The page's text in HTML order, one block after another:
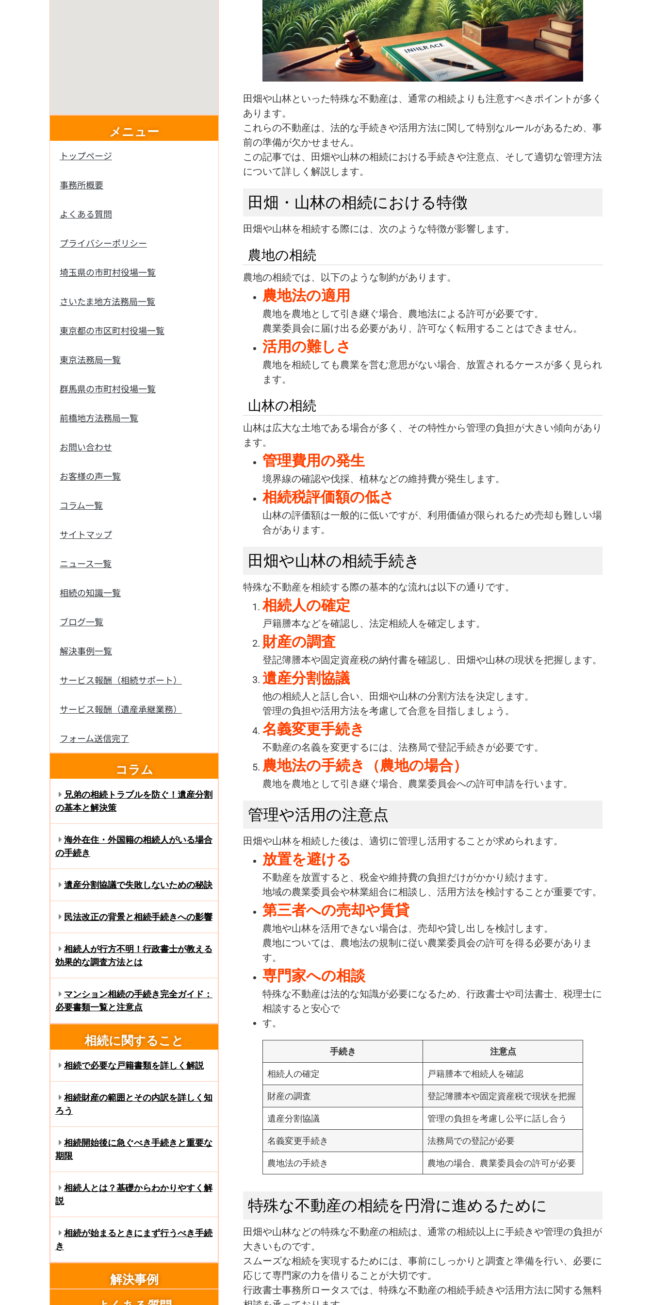
メニュー
トップページ
事務所概要
よくある質問
プライバシーポリシー
埼玉県の市町村役場一覧
さいたま地方法務局一覧
東京都の市区町村役場一覧
東京法務局一覧
群馬県の市町村役場一覧
前橋地方法務局一覧
お問い合わせ
お客様の声一覧
コラム一覧
サイトマップ
ニュース一覧
相続の知識一覧
ブログ一覧
解決事例一覧
サービス報酬（相続サポート）
サービス報酬（遺産承継業務）
フォーム送信完了
コラム
兄弟の相続トラブルを防ぐ！遺産分割
の基本と解決策
海外在住・外国籍の相続人がいる場合
の手続き
遺産分割協議で失敗しないための秘訣
民法改正の背景と相続手続きへの影響
相続人が行方不明！行政書士が教える
効果的な調査方法とは
マンション相続の手続き完全ガイド：
必要書類一覧と注意点
相続に関すること
相続で必要な戸籍書類を詳しく解説
相続財産の範囲とその内訳を詳しく知
ろう
相続開始後に急ぐべき手続きと重要な
期限
相続人とは？基礎からわかりやすく解
説
相続が始まるときにまず行うべき手続
き
解決事例
田畑や山林といった特殊な不動産は、通常の相続よりも注意すべきポイントが多く
あります。
これらの不動産は、法的な手続きや活用方法に関して特別なルールがあるため、事
前の準備が欠かせません。
この記事では、田畑や山林の相続における手続きや注意点、そして適切な管理方法
について詳しく解説します。
田畑・山林の相続における特徴
田畑や山林を相続する際には、次のような特徴が影響します。
農地の相続
農地の相続では、以下のような制約があります。
農地法の適用
農地を農地として引き継ぐ場合、農地法による許可が必要です。
農業委員会に届け出る必要があり、許可なく転用することはできません。
活用の難しさ
農地を相続しても農業を営む意思がない場合、放置されるケースが多く見られ
ます。
山林の相続
山林は広大な土地である場合が多く、その特性から管理の負担が大きい傾向があり
ます。
管理費用の発生
境界線の確認や伐採、植林などの維持費が発生します。
相続税評価額の低さ
山林の評価額は一般的に低いですが、利用価値が限られるため売却も難しい場
合があります。
田畑や山林の相続手続き
特殊な不動産を相続する際の基本的な流れは以下の通りです。
相続人の確定
戸籍謄本などを確認し、法定相続人を確定します。
財産の調査
登記簿謄本や固定資産税の納付書を確認し、田畑や山林の現状を把握します。
遺産分割協議
他の相続人と話し合い、田畑や山林の分割方法を決定します。
管理の負担や活用方法を考慮して合意を目指しましょう。
名義変更手続き
不動産の名義を変更するには、法務局で登記手続きが必要です。
農地法の手続き（農地の場合）
農地を農地として引き継ぐ場合、農業委員会への許可申請を行います。
管理や活用の注意点
田畑や山林を相続した後は、適切に管理し活用することが求められます。
放置を避ける
不動産を放置すると、税金や維持費の負担だけがかかり続けます。
地域の農業委員会や林業組合に相談し、活用方法を検討することが重要です。
第三者への売却や賃貸
農地や山林を活用できない場合は、売却や貸し出しを検討します。
農地については、農地法の規制に従い農業委員会の許可を得る必要がありま
す。
専門家への相談
特殊な不動産は法的な知識が必要になるため、行政書士や司法書士、税理士に
相談すると安心で
す。
手続き 注意点
相続人の確定 戸籍謄本で相続人を確認
財産の調査 登記簿謄本や固定資産税で現状を把握
遺産分割協議 管理の負担を考慮し公平に話し合う
名義変更手続き 法務局での登記が必要
農地法の手続き 農地の場合、農業委員会の許可が必要
特殊な不動産の相続を円滑に進めるために
田畑や山林などの特殊な不動産の相続は、通常の相続以上に手続きや管理の負担が
大きいものです。
スムーズな相続を実現するためには、事前にしっかりと調査と準備を行い、必要に
応じて専門家の力を借りることが大切です。
行政書士事務所ロータスでは、特殊な不動産の相続手続きや活用方法に関する無料